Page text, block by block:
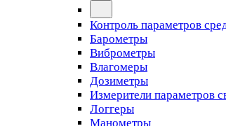
Контроль параметров
Барометры
Виброметры
Влагомеры
Дозиметры
Измерители параметров
Логгеры
Манометры